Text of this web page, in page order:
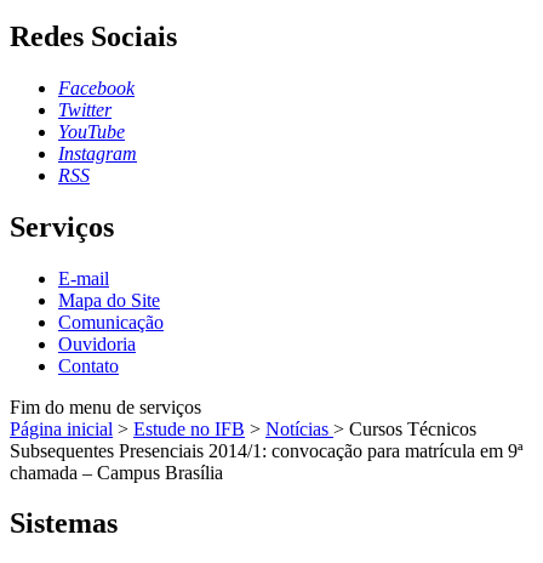
Redes Sociais
Facebook
Twitter
YouTube
Instagram
RSS
Serviços
E-mail
Mapa do Site
Comunicação
Ouvidoria
Contato
Fim do menu de serviços
Página inicial > Estude no IFB > Notícias > Cursos Técnicos
Subsequentes Presenciais 2014/1: convocação para matrícula em 9ª
chamada – Campus Brasília
Sistemas